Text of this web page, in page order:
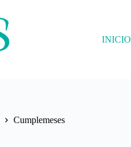
INICIO
Cumplemeses